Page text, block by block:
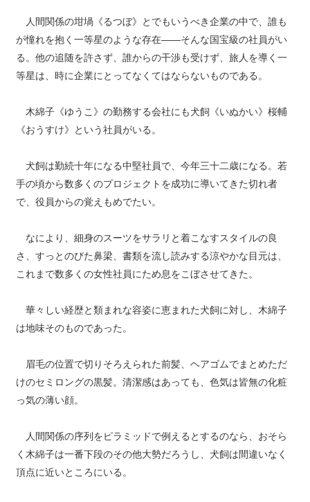
人間関係の坩堝《るつぼ》とでもいうべき企業の中で、誰も
が憧れを抱く一等星のような存在――そんな国宝級の社員がい
る。他の追随を許さず、誰からの干渉も受けず、旅人を導く一
等星は、時に企業にとってなくてはならないものである。
木綿子《ゆうこ》の勤務する会社にも犬飼《いぬかい》桜輔
《おうすけ》という社員がいる。
犬飼は勤続十年になる中堅社員で、今年三十二歳になる。若
手の頃から数多くのプロジェクトを成功に導いてきた切れ者
で、役員からの覚えもめでたい。
なにより、細身のスーツをサラリと着こなすスタイルの良
さ、すっとのびた鼻梁、書類を流し読みする涼やかな目元は、
これまで数多くの女性社員にため息をこぼさせてきた。
華々しい経歴と類まれな容姿に恵まれた犬飼に対し、木綿子
は地味そのものであった。
眉毛の位置で切りそろえられた前髪、ヘアゴムでまとめただ
けのセミロングの黒髪。清潔感はあっても、色気は皆無の化粧
っ気の薄い顔。
人間関係の序列をピラミッドで例えるとするのなら、おそら
く木綿子は一番下段のその他大勢だろうし、犬飼は間違いなく
頂点に近いところにいる。